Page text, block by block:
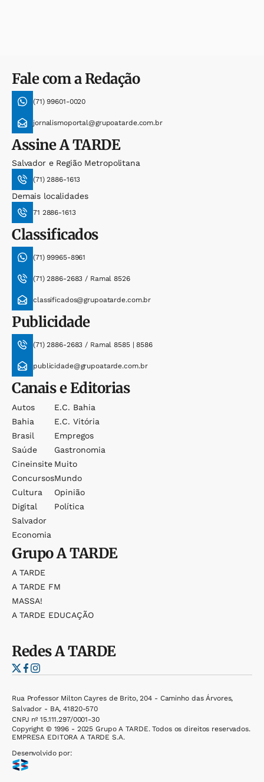
Fale com a Redação
(71) 99601-0020
jornalismoportal@grupoatarde.com.br
AssineA TARDE
Salvador e Região Metropolitana
(71) 2886-1613
Demais localidades
71 2886-1613
Classificados
(71) 99965-8961
(71) 2886-2683 / Ramal 8526
classificados@grupoatarde.com.br
Publicidade
(71) 2886-2683 / Ramal 8585 | 8586
publicidade@grupoatarde.com.br
Canais e Editorias
Autos
Bahia
Brasil
Saúde
Cineinsite
Concursos
Cultura
Digital
Salvador
Economia
E.c. Bahia
E.c. Vitória
Empregos
Gastronomia
Muito
Mundo
Opinião
Política
GrupoA TARDE
A TARDE
A TARDE FM
MASSA!
A TARDE EDUCAÇÃO
RedesA TARDE
Rua Professor Milton Cayres de Brito, 204 - Caminho das Árvores,
Salvador - BA, 41820-570
CNPJ nº 15.111.297/0001-30
Copyright © 1996 - 2025 Grupo A TARDE. Todos os direitos reservados.
EMPRESA EDITORA A TARDE S.A.
Desenvolvido por: